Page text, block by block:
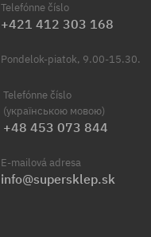
Telefónne číslo
+421 412 303 168
Pondelok-piatok, 9.00-15.30.
Telefónne číslo
(українською мовою)
+48 453 073 844
E-mailová adresa
info@supersklep.sk